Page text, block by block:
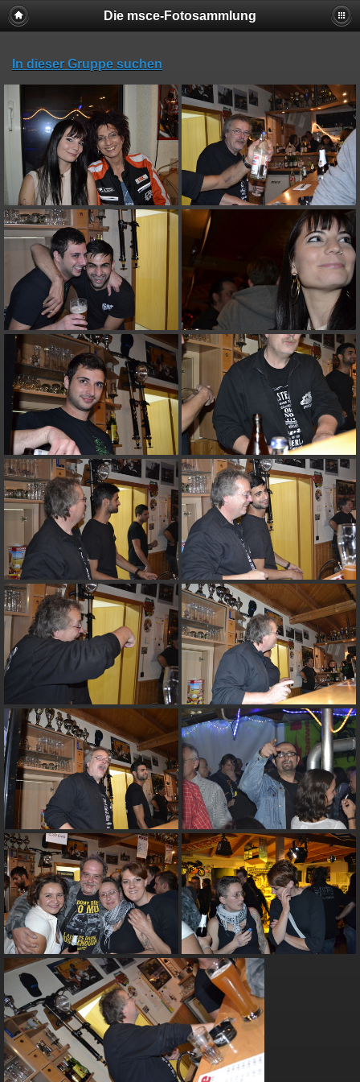
Die msce-Fotosammlung
In dieser Gruppe suchen